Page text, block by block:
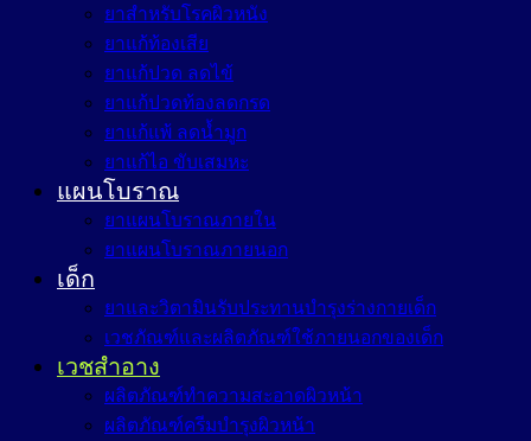
ยาสำหรับโรคผิวหนัง
ยาแก้ท้องเสีย
ยาแก้ปวด ลดไข้
ยาแก้ปวดท้องลดกรด
ยาแก้แพ้ ลดน้ำมูก
ยาแก้ไอ ขับเสมหะ
แผนโบราณ
ยาแผนโบราณภายใน
ยาแผนโบราณภายนอก
เด็ก
ยาและวิตามินรับประทานบำรุงร่างกายเด็ก
เวชภัณฑ์และผลิตภัณฑ์ใช้ภายนอกของเด็ก
เวชสำอาง
ผลิตภัณฑ์ทำความสะอาดผิวหน้า
ผลิตภัณฑ์ครีมบำรุงผิวหน้า